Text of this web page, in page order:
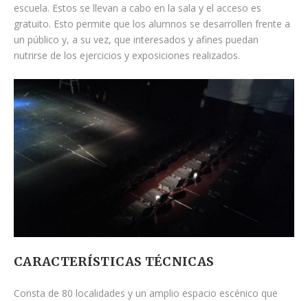
escuela. Estos se llevan a cabo en la sala y el acceso es
gratuito. Esto permite que los alumnos se desarrollen frente a
un público y, a su vez, que interesados y afines puedan
nutrirse de los ejercicios y exposiciones realizados.
CARACTERÍSTICAS TÉCNICAS
Consta de 80 localidades y un amplio espacio escénico que